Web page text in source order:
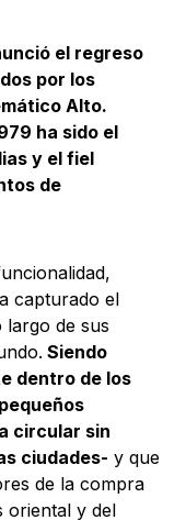
el regreso
por los
Alto.
ha sido el
y el fiel
de
capturado el
largo de sus
Siendo
dentro de los
circular sin
ciudades- y que
de la compra
oriental y del